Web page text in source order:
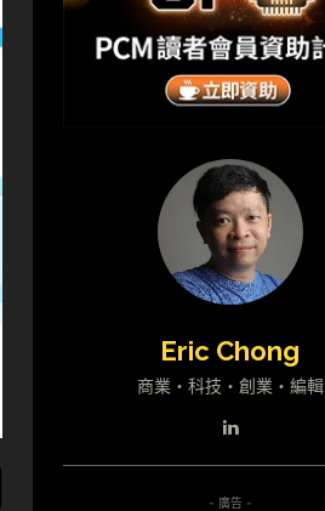
Eric Chong
商業・科技・創業・編輯
- 廣告 -